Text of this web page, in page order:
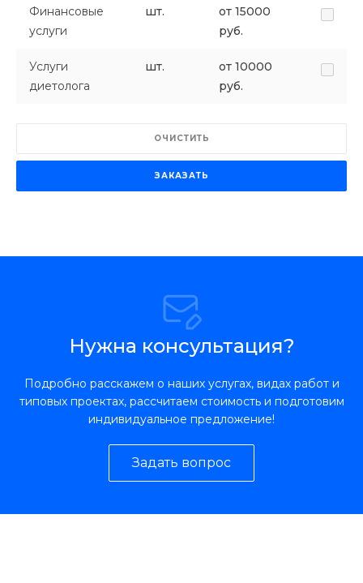
Финансовые
услуги
шт.
от 15000
руб.
Услуги
диетолога
шт.
от 10000
руб.
ОЧИСТИТЬ
ЗАКАЗАТЬ
Нужна консультация?
Подробно расскажем о наших услугах, видах работ и
типовых проектах, рассчитаем стоимость и подготовим
индивидуальное предложение!
Задать вопрос